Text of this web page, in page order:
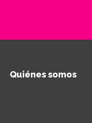
Quiénes somos